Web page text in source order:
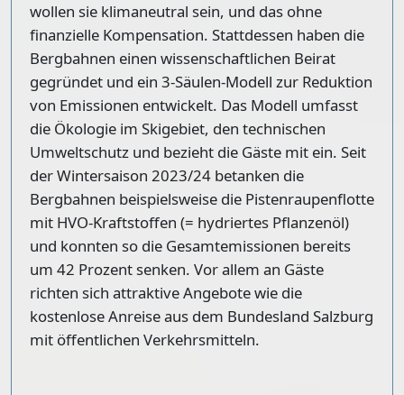
wollen sie klimaneutral sein, und das ohne
finanzielle Kompensation. Stattdessen haben die
Bergbahnen einen wissenschaftlichen Beirat
gegründet und ein 3-Säulen-Modell zur Reduktion
von Emissionen entwickelt. Das Modell umfasst
die Ökologie im Skigebiet, den technischen
Umweltschutz und bezieht die Gäste mit ein. Seit
der Wintersaison 2023/24 betanken die
Bergbahnen beispielsweise die Pistenraupenflotte
mit HVO-Kraftstoffen (= hydriertes Pflanzenöl)
und konnten so die Gesamtemissionen bereits
um 42 Prozent senken. Vor allem an Gäste
richten sich attraktive Angebote wie die
kostenlose Anreise aus dem Bundesland Salzburg
mit öffentlichen Verkehrsmitteln.